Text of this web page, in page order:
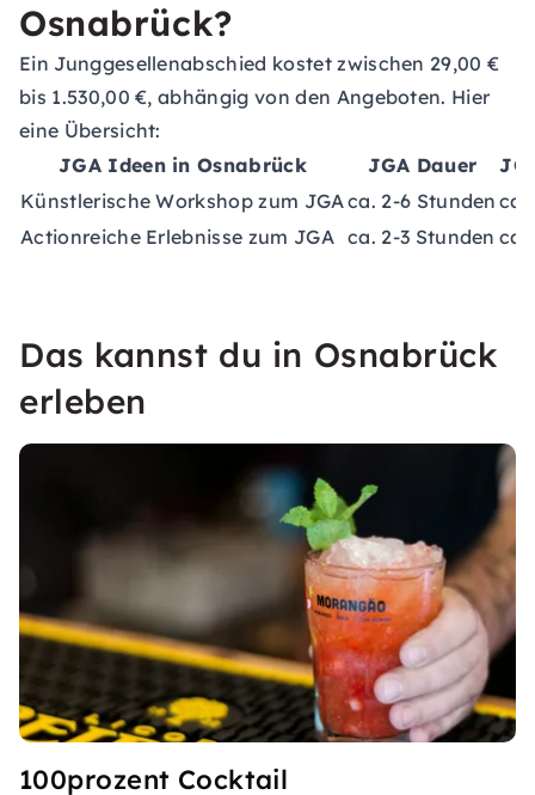
Osnabrück?
Ein Junggesellenabschied kostet zwischen 29,00 €
bis 1.530,00 €, abhängig von den Angeboten. Hier
eine Übersicht:
JGA Ideen in Osnabrück
JGA Dauer
Künstlerische Workshop zum JGAca. 2-6 Stunden ca.
Actionreiche Erlebnisse zum JGA ca. 2-3 Stunden ca.
Das kannst du in Osnabrück
erleben
100prozent Cocktail